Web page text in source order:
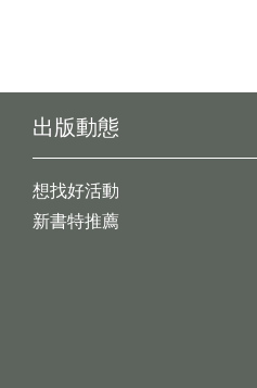
出版動態
想找好活動
新書特推薦